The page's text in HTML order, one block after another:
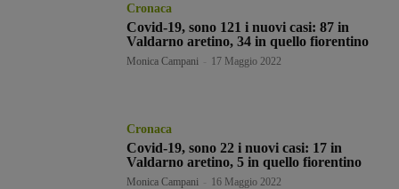
Cronaca
Covid-19, sono 121 i nuovi casi: 87 in
Valdarno aretino, 34 in quello fiorentino
Monica Campani 17 Maggio 2022
Cronaca
Covid-19, sono 22 i nuovi casi: 17 in
Valdarno aretino, 5 in quello fiorentino
Monica Campani 16 Maggio 2022